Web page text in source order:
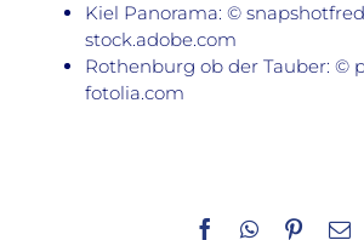
Kiel Panorama: ©
stock.adobe.com
Rothenburg ob der Tauber: ©
fotolia.com
Facebook
WhatsAppE-